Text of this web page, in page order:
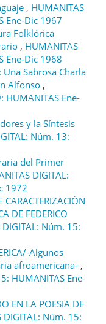
, HUMANITAS
Ene-Dic 1967
Folklórica
, HUMANITAS
Ene-Dic 1968
Sabrosa Charla
Alfonso ,
HUMANITAS Ene-
y la Síntesis
Núm. 13:
del Primer
DIGITAL:
1972
CARACTERIZACIÓN
DE FEDERICO
Núm. 15:
Algunos
afroamericana- ,
HUMANITAS Ene-
EN LA POESIA DE
DIGITAL: Núm. 15: